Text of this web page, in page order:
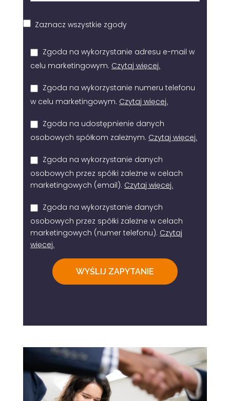
Zaznacz wszystkie zgody
Zgoda na wykorzystanie adresu e-mail w
celu marketingowym. Czytaj więcej.
Zgoda na wykorzystanie numeru telefonu
w celu marketingowym. Czytaj więcej.
Zgoda na udostępnienie danych
osobowych spółkom zależnym. Czytaj więcej.
Zgoda na wykorzystanie danych
osobowych przez spółki zależne w celach
marketingowych (email). Czytaj więcej.
Zgoda na wykorzystanie danych
osobowych przez spółki zależne w celach
marketingowych (numer telefonu). Czytaj
więcej.